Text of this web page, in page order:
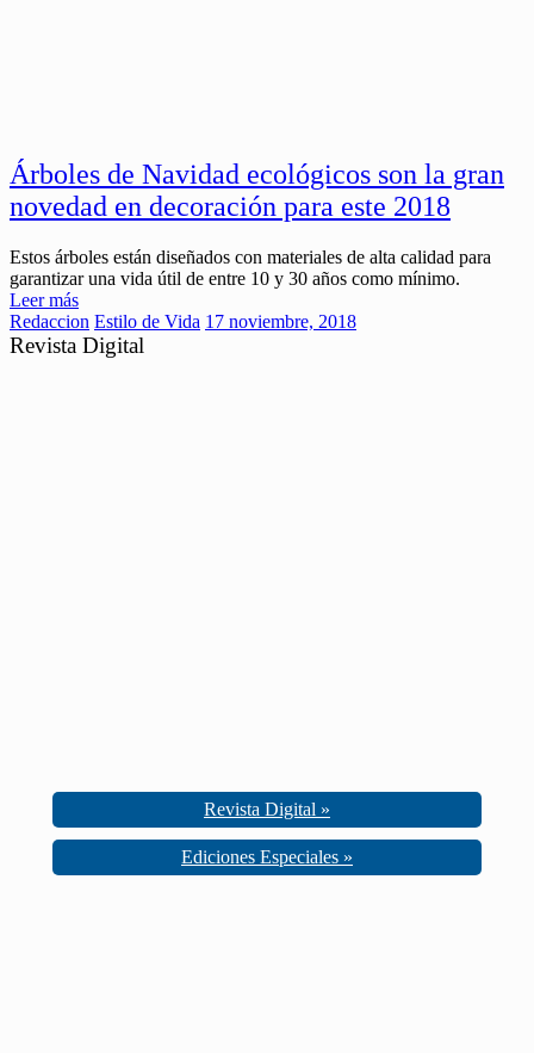
Árboles de Navidad ecológicos son la gran
novedad en decoración para este 2018
Estos árboles están diseñados con materiales de alta calidad para
garantizar una vida útil de entre 10 y 30 años como mínimo.
Leer más
Redaccion Estilo de Vida 17 noviembre, 2018
Revista Digital
Revista Digital »
Ediciones Especiales »